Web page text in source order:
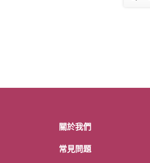
關於我們
常見問題